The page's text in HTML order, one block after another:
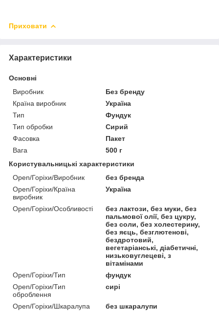
Приховати
Характеристики
Основні
Виробник
Без бренду
Країна виробник
Україна
Тип
Фундук
Тип обробки
Сирий
Фасовка
Пакет
Вага
500 г
Користувальницькі характеристики
Open/Горіхи/Виробник
без бренда
Open/Горіхи/Країна
виробник
Україна
Open/Горіхи/Особливості
без лактози, без муки, без
пальмової олії, без цукру,
без соли, без холестерину,
без яєць, безглютенові,
бездротовий,
вегетаріанські, діабетичні,
низьковуглецеві, з
вітамінами
Open/Горіхи/Тип
фундук
Open/Горіхи/Тип
оброблення
сирі
Open/Горіхи/Шкаралупа
без шкаралупи